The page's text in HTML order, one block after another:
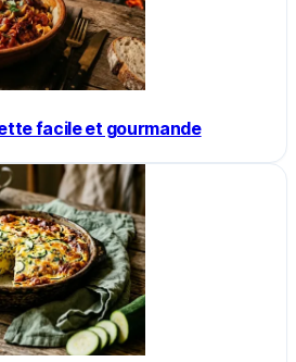
facile et gourmande